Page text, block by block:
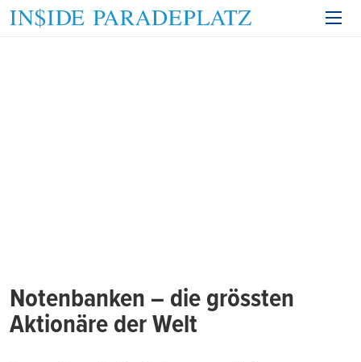
Notenbanken – die grössten
Aktionäre der Welt